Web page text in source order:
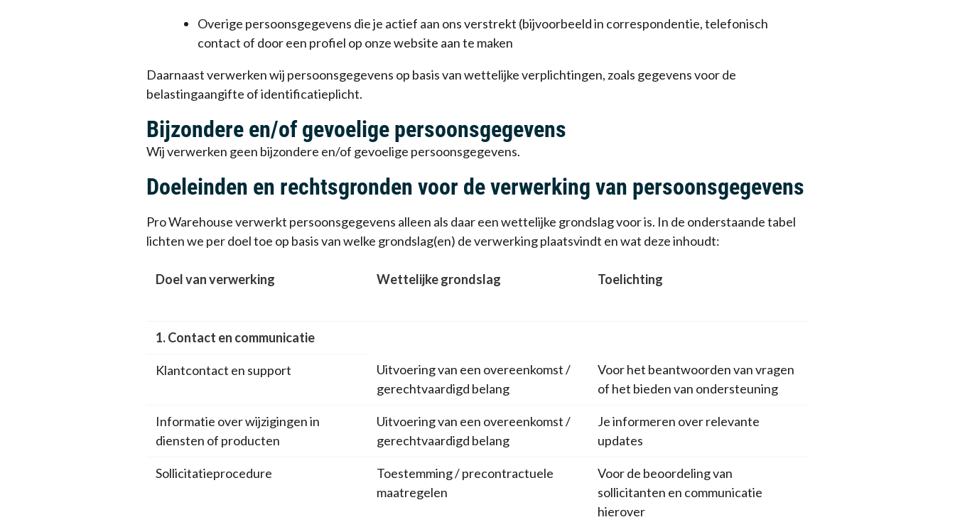
Overige persoonsgegevens die je actief aan ons verstrekt (bijvoorbeeld in correspondentie, telefonisch
contact of door een profiel op onze website aan te maken
Daarnaast verwerken wij persoonsgegevens op basis van wettelijke verplichtingen, zoals gegevens voor de
belastingaangifte of identificatieplicht.
Bijzondere en/of gevoelige persoonsgegevens
Wij verwerken geen bijzondere en/of gevoelige persoonsgegevens.
Doeleinden en rechtsgronden voor de verwerking van persoonsgegevens
Pro Warehouse verwerkt persoonsgegevens alleen als daar een wettelijke grondslag voor is. In de onderstaande tabel
lichten we per doel toe op basis van welke grondslag(en) de verwerking plaatsvindt en wat deze inhoudt:
Doel van verwerking Wettelijke grondslag Toelichting
1. Contact en communicatie
Klantcontact en support
Uitvoering van een overeenkomst /
gerechtvaardigd belang
Voor het beantwoorden van vragen
of het bieden van ondersteuning
Informatie over wijzigingen in
diensten of producten
Uitvoering van een overeenkomst /
gerechtvaardigd belang
Je informeren over relevante
updates
Sollicitatieprocedure
Toestemming / precontractuele
maatregelen
Voor de beoordeling van
sollicitanten en communicatie
hierover